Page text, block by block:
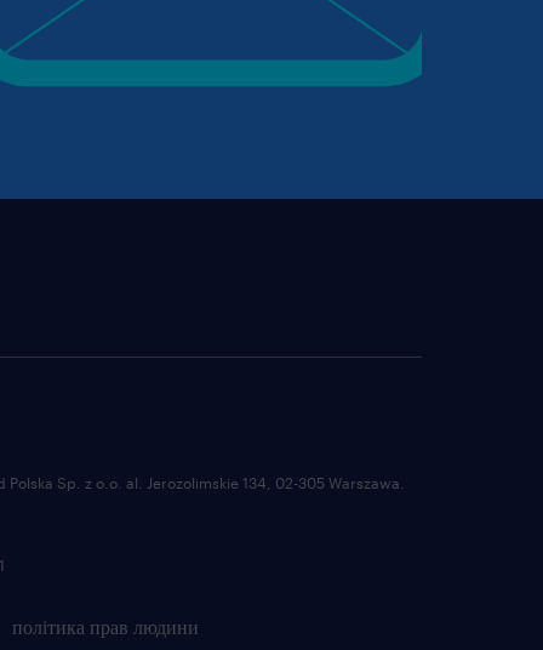
політика прав людини
Sp. z o.o. al. Jerozolimskie 134, 02-305 Warszawa.